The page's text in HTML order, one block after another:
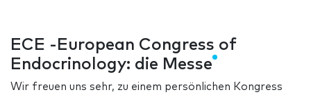
ECE -European Congress of
Endocrinology: die Messe
Wir freuen uns sehr, zu einem persönlichen Kongress